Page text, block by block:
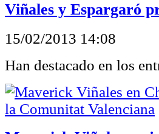
Viñales y Espargaró
15/02/2013 14:08
Han destacado en los